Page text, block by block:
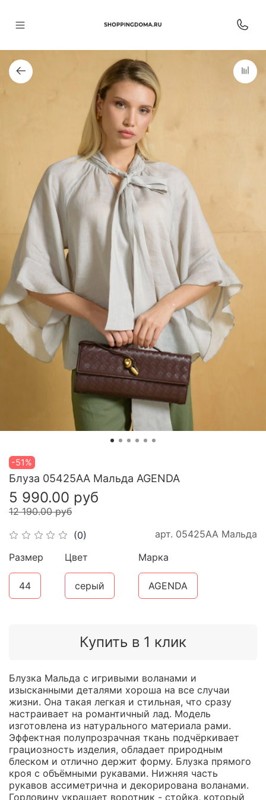
-51%
(0) арт. 05425АА Мальда
Блуза 05425АА Мальда AGENDA
5 990.00 руб
12 190.00 руб
Купить в 1 клик
Размер
44
Цвет
серый
Марка
AGENDA
Блузка Мальда с игривыми воланами и
изысканными деталями хороша на все случаи
жизни. Она такая легкая и стильная, что сразу
настраивает на романтичный лад. Модель
изготовлена из натурального материала рами.
Эффектная полупрозрачная ткань подчёркивает
грациозность изделия, обладает природным
блеском и отлично держит форму. Блузка прямого
кроя с объёмными рукавами. Нижняя часть
рукавов ассиметрична и декорирована воланами.
Горловину украшает воротник - стойка, который